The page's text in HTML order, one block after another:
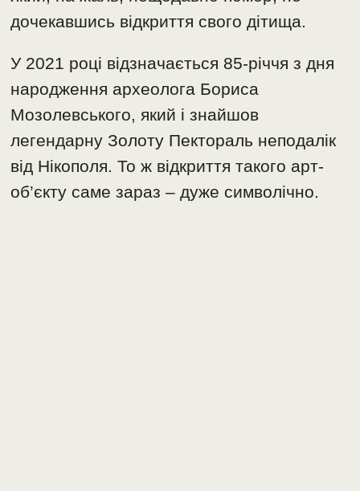
дочекавшись відкриття свого дітища.
У 2021 році відзначається 85-річчя з дня
народження археолога Бориса
Мозолевського, який і знайшов
легендарну Золоту Пектораль неподалік
від Нікополя. То ж відкриття такого арт-
об’єкту саме зараз – дуже символічно.